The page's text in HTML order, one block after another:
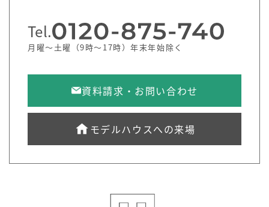
Tel.
月曜～土曜（9時～17時）年末年始除く
資料請求・お問い合わせ
モデルハウスへの来場